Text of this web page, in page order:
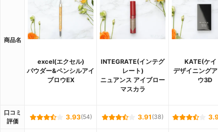
商品名
excel(エクセル)
パウダー&ペンシルアイ
ブロウEX
INTEGRATE(インテグ
レート)
ニュアンス アイブロー
マスカラ
KATE(ケイ
デザイニング
ウ3D
口コミ
評価
3.93(54) 3.91 (38)